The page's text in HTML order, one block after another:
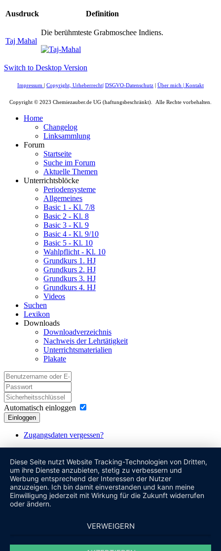
Ausdruck Definition
Taj Mahal
Die berühmteste Grabmoschee Indiens.
Switch to Desktop Version
Impressum Copyright, Urheberrecht DSGVO-Datenschutz Über mich Kontakt
Copyright © 2023 Chemiezauber.de UG (haftungsbeschränkt). Alle Rechte vorbehalten.
Home
Changelog
Linksammlung
Forum
Startseite
Suche im Forum
Aktuelle Themen
Unterrichtsblöcke
Periodensysteme
Allgemeines
Basic 1 - Kl. 7/8
Basic 2 - Kl. 8
Basic 3 - Kl. 9
Basic 4 - Kl. 9/10
Basic 5 - Kl. 10
Wahlpflicht - Kl. 10
Grundkurs 1. HJ
Grundkurs 2. HJ
Grundkurs 3. HJ
Grundkurs 4. HJ
Videos
Suchen
Lexikon
Downloads
Downloadverzeichnis
Nachweis der Lehrtätigkeit
Unterrichtsmaterialien
Plakate
Automatisch einloggen
Einloggen
Zugangsdaten vergessen?
Diese Seite nutzt Website Tracking-Technologien von Dritten,
um ihre Dienste anzubieten, stetig zu verbessern und
Werbung entsprechend der Interessen der Nutzer
anzuzeigen. Ich bin damit einverstanden und kann meine
Einwilligung jederzeit mit Wirkung für die Zukunft widerrufen
oder ändern.
VERWEIGERN